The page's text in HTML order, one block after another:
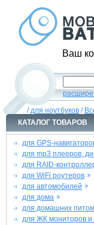
Ваш
/для ноутбуков /
КАТАЛОГ ТОВАРОВ
для GPS-
для mp3 плееров,
для RAID-
для WiFi роутеров
для автомобилей
для дома
для домашних
для ЖК мониторов и